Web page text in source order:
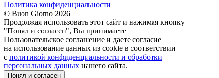
Политика конфиденциальности
© Buon Giorno 2026
Продолжая использовать этот сайт и нажимая кнопку
"Понял и согласен", Вы принимаете
Пользовательское соглашение и даете согласие
на использование данных из cookie в соответствии
с политикой конфиденциальности и обработки
персональных данных нашего сайта.
Понял и согласен